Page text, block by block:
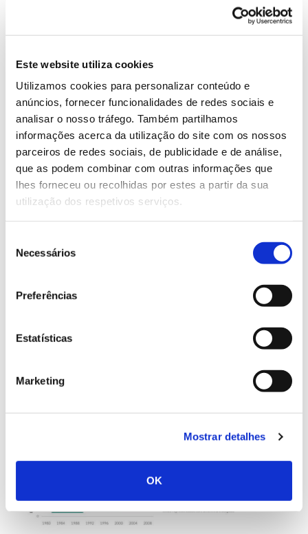
Este website utiliza cookies
Utilizamos cookies para personalizar conteúdo e
anúncios, fornecer funcionalidades de redes sociais e
analisar o nosso tráfego. Também partilhamos
informações acerca da utilização do site com os nossos
parceiros de redes sociais, de publicidade e de análise,
que as podem combinar com outras informações que
lhes forneceu ou recolhidas por estes a partir da sua
utilização dos respetivos serviços.
Necessários
Preferências
Estatísticas
Marketing
Mostrar detalhes
OK
desflorestação e a degradação das áreas florestais
material vegetal e libertação do carbono do solo: em
termos globais, contribuem com cerca de uma
gigatonelada de emissões de carbono por ano.
Os valores desta contribuição para as emissões
globais de GEE variam entre os25% avançados pela
FAO em 2005,25% a 30% revistos em 2006,17%
divulgados no relatório de 2007 do IPCCe12%
revistos num artigo publicado em 2009
nos valores explica-se pela atualização dos dados
resultantes da queima dos combustíveis fósseis. Este
provenientes da desflorestação,